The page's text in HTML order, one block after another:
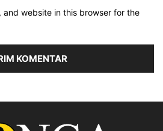
and website in this browser for the